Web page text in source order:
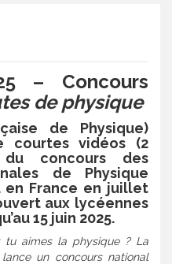
– Concours
de physique
de Physique)
courtes vidéos (2
concours des
de Physique
en France en juillet
aux lycéennes
15 juin 2025.
aimes la physique ? La
un concours national